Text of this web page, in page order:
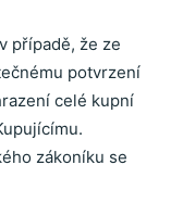
případě, že ze
potvrzení
celé kupní
zákoníku se